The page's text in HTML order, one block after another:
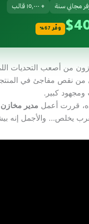
مجاني سنة
+ ١٥,٠٠٠ قالب
وفّر 67%
من أصعب التحديات
من نقص مفاجئ في
ومجهود كبير.
قررت أعمل مدير
يخلص… والأجمل إنه